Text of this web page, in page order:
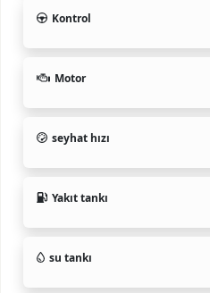
Kontrol
Motor
seyhat hızı
Yakıt tankı
su tankı